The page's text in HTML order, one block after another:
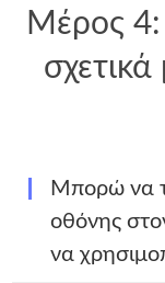
Μέρος 4:
Μπορώ να
οθόνης
να